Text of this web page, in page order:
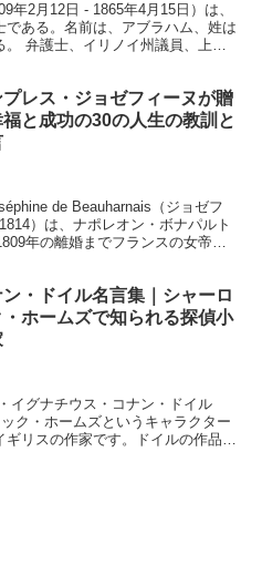
年2月12日 - 1865年4月15日）は、
ある。名前は、アブラハム、姓は
。 弁護士、イリノイ州議員、上院
プレス・ジョゼフィーヌが贈
福と成功の30の人生の教訓と
de Beauharnais（ジョゼフ
）は、ナポレオン・ボナパルト
年の離婚までフランスの女帝で
ン・ドイル名言集｜シャーロ
・ホームズで知られる探偵小
イグナチウス・コナン・ドイル
ク・ホームズというキャラクター
リスの作家です。ドイルの作品